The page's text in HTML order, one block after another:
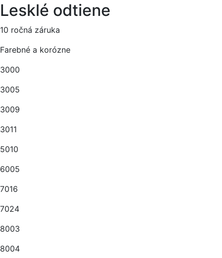
Lesklé odtiene
10 ročná záruka
Farebné a korózne
3000
3005
3009
3011
5010
6005
7016
7024
8003
8004